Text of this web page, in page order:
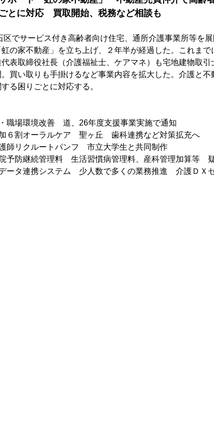
とに対応　買取開始、税務など相談も
でサービス付き高齢者向け住宅、通所介護事業所等を
の家不動産」を立ち上げ、２年半が経過した。これま
表取締役社長（介護福祉士、ケアマネ）も宅地建物取引
買い取りも手掛けるなど事業内容を拡大した。介護と
る困りごとに対応する。
職場環境改善　道、26年度支援事業実施で通知
６割オーラルケア　聖ヶ丘　歯科連携など対策拡充へ
師リクルートパンフ　市立大学生と共同制作
予防継続管理料　生活習慣病管理料、産科管理加算等　
ータ連携システム　少人数で多くの業務推進　介護ＤＸ